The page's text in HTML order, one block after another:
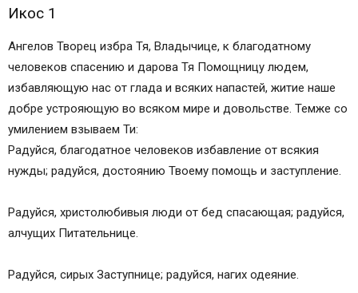
Икос 8
Икос 9
Кондак 10
Икос 10
Кондак 11
Икос 11
Кондак 12
Икос 12
Молитва
Икона Божьей Матери «Спорительница хлебов»
хлебов»
Икос 1
Ангелов Творец избра Тя, Владычице, к благодатному
человеков спасению и дарова Тя Помощницу людем,
избавляющую нас от глада и всяких напастей, житие наше
добре устрояющую во всяком мире и довольстве. Темже со
умилением взываем Ти:
Радуйся, благодатное человеков избавление от всякия
нужды; радуйся, достоянию Твоему помощь и заступление.
Радуйся, христолюбивыя люди от бед спасающая; радуйся,
алчущих Питательнице.
Радуйся, сирых Заступнице; радуйся, нагих одеяние.